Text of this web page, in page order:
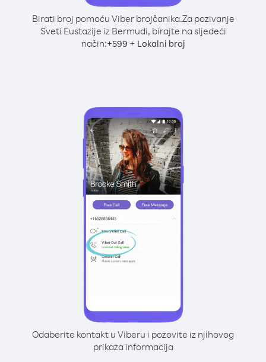
Birati broj pomoću Viber brojčanika.Za pozivanje
Sveti Eustazije iz Bermudi, birajte na sljedeći
način:+599 + Lokalni broj
Odaberite kontakt u Viberu i pozovite iz njihovog
prikaza informacija